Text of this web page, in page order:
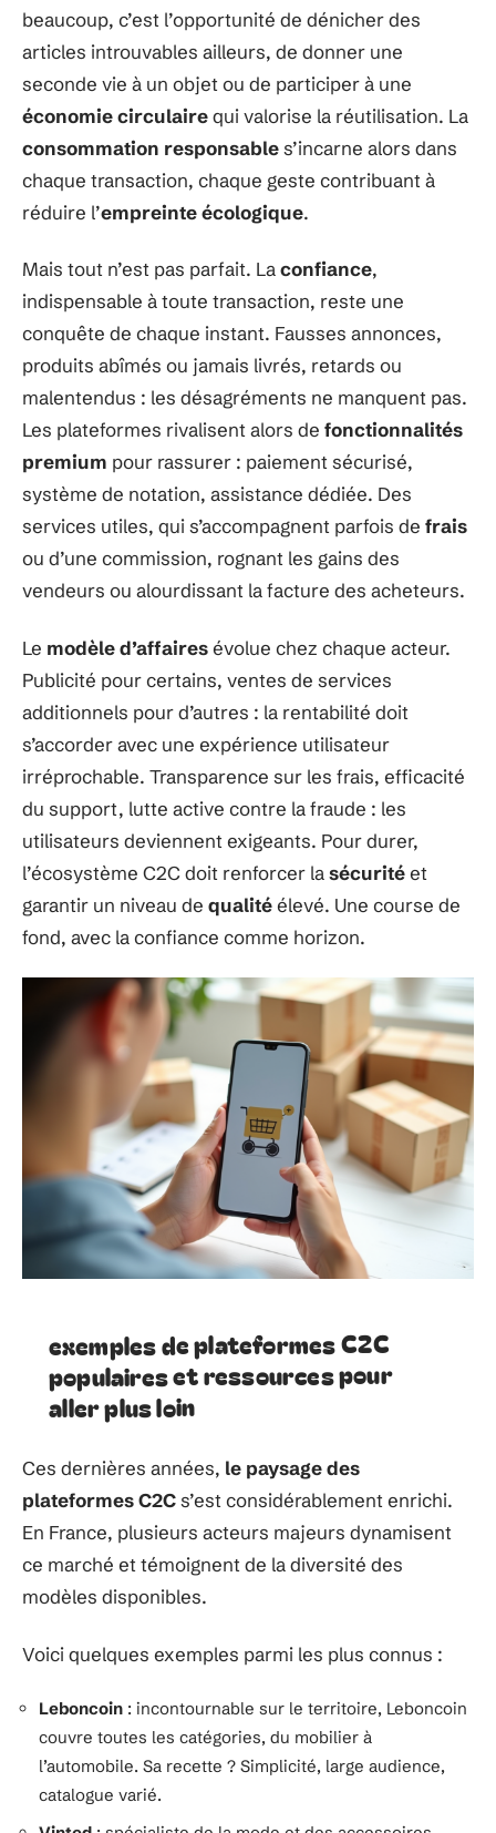
beaucoup, c’est l’opportunité de dénicher des
articles introuvables ailleurs, de donner une
seconde vie à un objet ou de participer à une
économie circulairequi valorise la réutilisation. La
consommation responsables’incarne alors dans
chaque transaction, chaque geste contribuant à
réduire l’empreinte écologique.
Mais tout n’est pas parfait. Laconfiance,
indispensable à toute transaction, reste une
conquête de chaque instant. Fausses annonces,
produits abîmés ou jamais livrés, retards ou
malentendus : les désagréments ne manquent pas.
Les plateformes rivalisent alors de fonctionnalités
premium pour rassurer : paiement sécurisé,
système de notation, assistance dédiée. Des
services utiles, qui s’accompagnent parfois de frais
ou d’une commission, rognant les gains des
vendeurs ou alourdissant la facture des acheteurs.
Le modèle d’affairesévolue chez chaque acteur.
Publicité pour certains, ventes de services
additionnels pour d’autres : la rentabilité doit
s’accorder avec une expérience utilisateur
irréprochable. Transparence sur les frais, efficacité
du support, lutte active contre la fraude : les
utilisateurs deviennent exigeants. Pour durer,
l’écosystème C2C doit renforcer lasécuritéet
garantir un niveau de qualitéélevé. Une course de
fond, avec la confiance comme horizon.
exemples de plateformes C2C
populaires et ressources pour
aller plus loin
Ces dernières années, le paysage des
plateformes C2Cs’est considérablement enrichi.
En France, plusieurs acteurs majeurs dynamisent
ce marché et témoignent de la diversité des
modèles disponibles.
Voici quelques exemples parmi les plus connus :
Leboncoin : incontournable sur le territoire, Leboncoin
couvre toutes les catégories, du mobilier à
l’automobile. Sa recette ? Simplicité, large audience,
catalogue varié.